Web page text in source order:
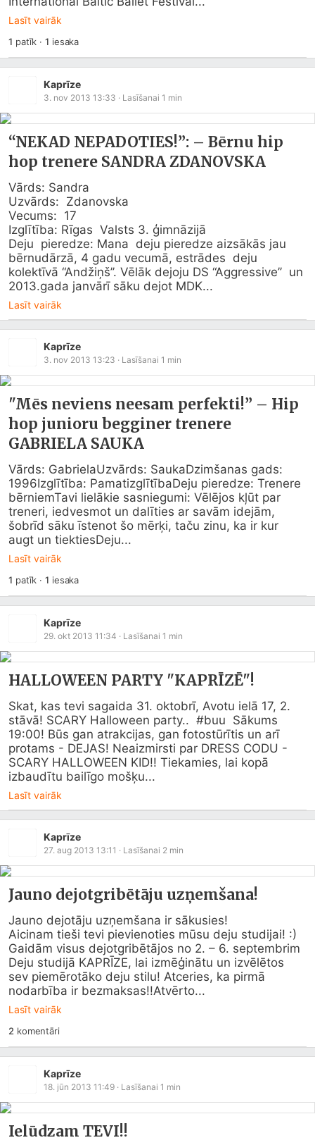
Lasīt vairāk
1 patīk ·1 iesaka
Kaprīze
3. nov 2013 13:33 · Lasīšanai 1 min
“NEKAD NEPADOTIES!”: – Bērnu hip
hop trenere SANDRA ZDANOVSKA
Vārds: Sandra
Uzvārds:  Zdanovska
Vecums:  17
Izglītība: Rīgas  Valsts 3. ģimnāzijā
Deju  pieredze: Mana  deju pieredze aizsākās jau
bērnudārzā, 4 gadu vecumā, estrādes  deju
kolektīvā “Andžiņš’’. Vēlāk dejoju DS “Aggressive’’  un
2013.gada janvārī sāku dejot MDK...
Lasīt vairāk
Kaprīze
3. nov 2013 13:23 · Lasīšanai 1 min
"Mēs neviens neesam perfekti!” – Hip
hop junioru begginer trenere
GABRIELA SAUKA
Vārds: GabrielaUzvārds: SaukaDzimšanas gads:
1996Izglītība: PamatizglītībaDeju pieredze: Trenere
bērniemTavi lielākie sasniegumi: Vēlējos kļūt par
treneri, iedvesmot un dalīties ar savām idejām,
šobrīd sāku īstenot šo mērķi, taču zinu, ka ir kur
augt un tiektiesDeju...
Lasīt vairāk
1 patīk ·1 iesaka
Kaprīze
29. okt 2013 11:34 · Lasīšanai 1 min
HALLOWEEN PARTY "KAPRĪZĒ"!
Skat, kas tevi sagaida 31. oktobrī, Avotu ielā 17, 2.
stāvā! SCARY Halloween party..  #buu  Sākums
19:00! Būs gan atrakcijas, gan fotostūrītis un arī
protams - DEJAS! Neaizmirsti par DRESS CODU -
SCARY HALLOWEEN KID!! Tiekamies, lai kopā
izbaudītu bailīgo mošķu...
Lasīt vairāk
Kaprīze
27. aug 2013 13:11 · Lasīšanai 2 min
Jauno dejotgribētāju uzņemšana!
Jauno dejotāju uzņemšana ir sākusies!
Aicinam tieši tevi pievienoties mūsu deju studijai! :)
Gaidām visus dejotgribētājos no 2. – 6. septembrim
Deju studijā KAPRĪZE, lai izmēģinātu un izvēlētos
sev piemērotāko deju stilu! Atceries, ka pirmā
nodarbība ir bezmaksas!!Atvērto...
Lasīt vairāk
2 komentāri
Kaprīze
18. jūn 2013 11:49 · Lasīšanai 1 min
Ielūdzam TEVI!!